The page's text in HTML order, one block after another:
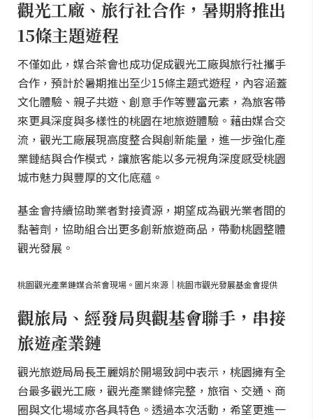
觀光工廠、旅行社合作，暑期將推出
15條主題遊程
不僅如此，媒合茶會也成功促成觀光工廠與旅行社攜手
合作，預計於暑期推出至少15條主題式遊程，內容涵蓋
文化體驗、親子共遊、創意手作等豐富元素，為旅客帶
來更具深度與多樣性的桃園在地旅遊體驗。藉由媒合交
流，觀光工廠展現高度整合與創新能量，進一步強化產
業鏈結與合作模式，讓旅客能以多元視角深度感受桃園
城市魅力與豐厚的文化底蘊。
基金會持續協助業者對接資源，期望成為觀光業者間的
黏著劑，協助組合出更多創新旅遊商品，帶動桃園整體
觀光發展。
桃園觀光產業鏈媒合茶會現場。圖片來源｜桃園市觀光發展基金會提供
觀旅局、經發局與觀基會聯手，串接
旅遊產業鏈
觀光旅遊局局長王麗娟於開場致詞中表示，桃園擁有全
台最多觀光工廠，觀光產業鏈條完整，旅宿、交通、商
圈與文化場域亦各具特色。透過本次活動，希望更進一